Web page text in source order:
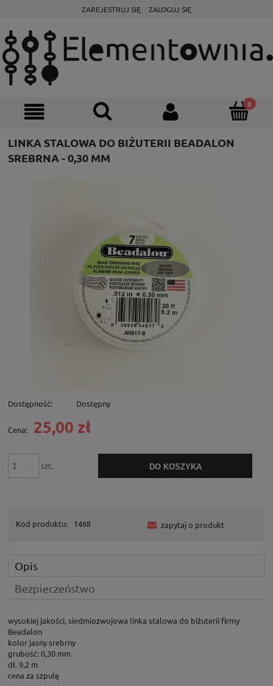
ZAREJESTRUJ SIĘ ZALOGUJ SIĘ
LINKA STALOWA DO BIŻUTERII BEADALON
SREBRNA - 0,30 MM
Dostępność: Dostępny
Cena: 25,00 zł
szt. DO KOSZYKA
Kod produktu: 1468 zapytaj o produkt
Opis
Bezpieczeństwo
wysokiej jakości, siedmiozwojowa linka stalowa do biżuterii firmy
Beadalon
kolor jasny srebrny
grubość: 0,30 mm
dł. 9,2 m
cena za szpulę